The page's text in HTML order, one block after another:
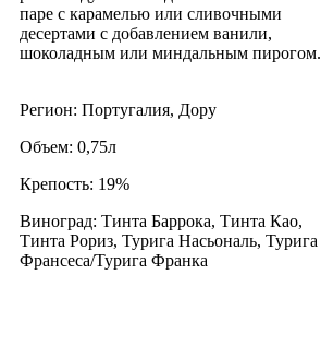
паре с карамелью или сливочными
десертами с добавлением ванили,
шоколадным или миндальным пирогом.
Регион: Португалия, Дору
Объем: 0,75л
Крепость: 19%
Виноград: Тинта Баррока, Тинта Као,
Тинта Рориз, Турига Насьональ, Турига
Франсеса/Турига Франка